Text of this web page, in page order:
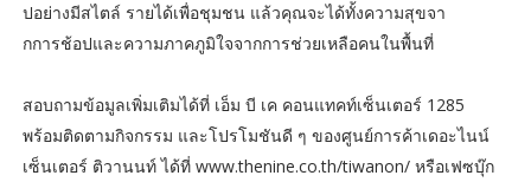
ปอย่างมีสไตล์ รายได้เพื่อชุมชน แล้วคุณจะได้ทั้งความสุขจา
กการช้อปและความภาคภูมิใจจากการช่วยเหลือคนในพื้นที่
สอบถามข้อมูลเพิ่มเติมได้ที่ เอ็ม บี เค คอนแทคท์เซ็นเตอร์ 1285
พร้อมติดตามกิจกรรม และโปรโมชันดี ๆ ของศูนย์การค้าเดอะไนน์
เซ็นเตอร์ ติวานนท์ ได้ที่ www.thenine.co.th/tiwanon/ หรือเฟซบุ๊ก